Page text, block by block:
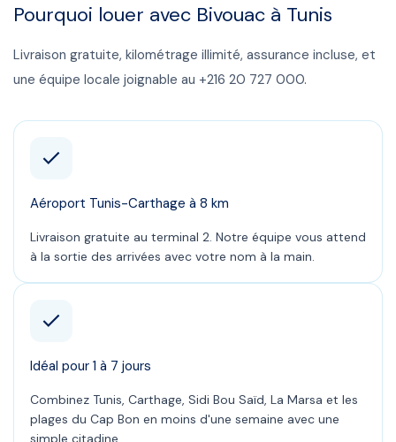
Pourquoi louer avec Bivouac à Tunis
Livraison gratuite, kilométrage illimité, assurance incluse, et
une équipe locale joignable au +216 20 727 000.
Aéroport Tunis-Carthage à 8 km
Livraison gratuite au terminal 2. Notre équipe vous attend
à la sortie des arrivées avec votre nom à la main.
Idéal pour 1 à 7 jours
Combinez Tunis, Carthage, Sidi Bou Saïd, La Marsa et les
plages du Cap Bon en moins d'une semaine avec une
simple citadine.